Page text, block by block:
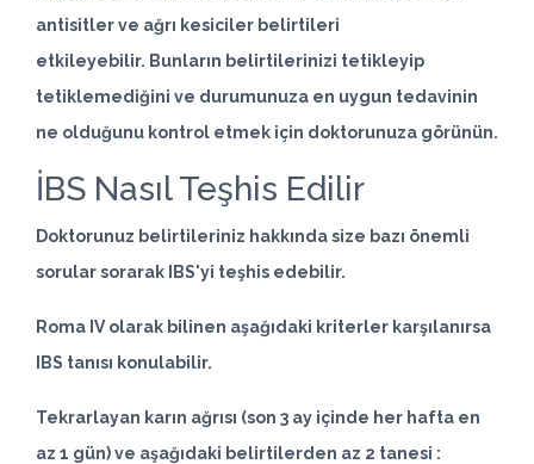
antisitler ve ağrı kesiciler belirtileri
etkileyebilir. Bunların belirtilerinizi tetikleyip
tetiklemediğini ve durumunuza en uygun tedavinin
ne olduğunu kontrol etmek için doktorunuza görünün.
İBS Nasıl Teşhis Edilir
Doktorunuz belirtileriniz hakkında size bazı önemli
sorular sorarak IBS'yi teşhis edebilir.
Roma IV olarak bilinen aşağıdaki kriterler karşılanırsa
IBS tanısı konulabilir.
Tekrarlayan karın ağrısı (son 3 ay içinde her hafta en
az 1 gün) ve aşağıdaki belirtilerden az 2 tanesi :